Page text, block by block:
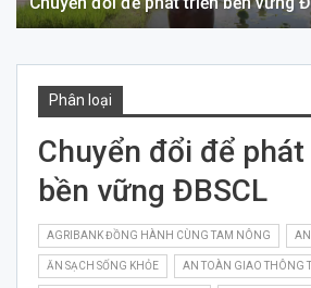
Phân loại
Chuyển đổi để
bền vững ĐBSCL
AGRIBANK ĐỒNG HÀNH CÙNG TAM NÔNG
ĂN SẠCH SỐNG KHỎE AN TOÀN GIAO THÔNG